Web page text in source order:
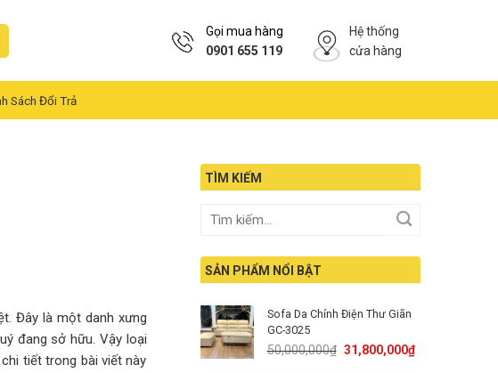
Gọi mua hàng
0901 655 119
Hệ thống
cửa hàng
Sách Đổi Trả
Đây là một danh xưng
đang sở hữu. Vậy loại
tiết trong bài viết này
TÌM KIẾM
SẢN PHẨM NỔI BẬT
Sofa Da Chỉnh Điện Thư Giãn
GC-3025
50,000,000₫ Original
31,800,000₫Current